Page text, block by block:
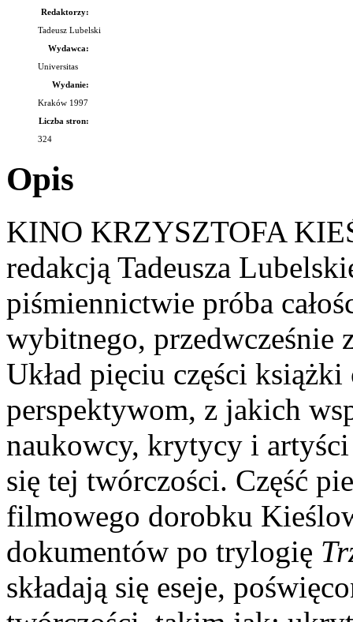
Redaktorzy:
Tadeusz Lubelski
Wydawca:
Universitas
Wydanie:
Kraków 1997
Liczba stron:
324
Opis
KINO KRZYSZTOFA
redakcją Tadeusza
piśmiennictwie próba
wybitnego, przedwcześnie
Układ pięciu części
perspektywom, z jakich
naukowcy, krytycy i
się tej twórczości. Część
filmowego dorobku
dokumentów po trylogię
składają się eseje,